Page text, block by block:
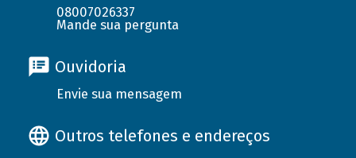
08007026337
Mande sua pergunta
Ouvidoria
Envie sua mensagem
Outros telefones e endereços